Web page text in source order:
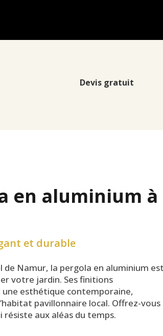
Devis gratuit
en aluminium à
et durable
de Namur, la pergola en aluminium est
votre jardin. Ses finitions
esthétique contemporaine,
pavillonnaire local. Offrez-vous
résiste aux aléas du temps.